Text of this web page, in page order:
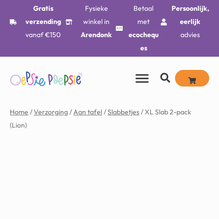
Gratis
verzending
vanaf €150
Fysieke
winkel in
Arendonk
Betaal
met
ecochequ
es
Persoonlijk,
eerlijk
advies
Home /Verzorging/Aan tafel/Slabbetjes/ XL Slab 2-pack
(Lion)